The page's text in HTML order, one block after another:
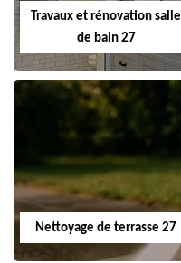
Travaux et rénovation salle
de bain 27
Nettoyage de terrasse 27